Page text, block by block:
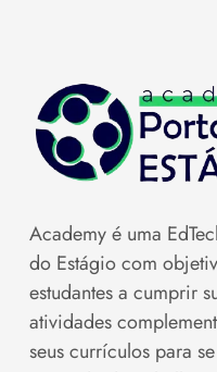
Academy é uma
do Estágio com
estudantes a cumprir
atividades
seus currículos para